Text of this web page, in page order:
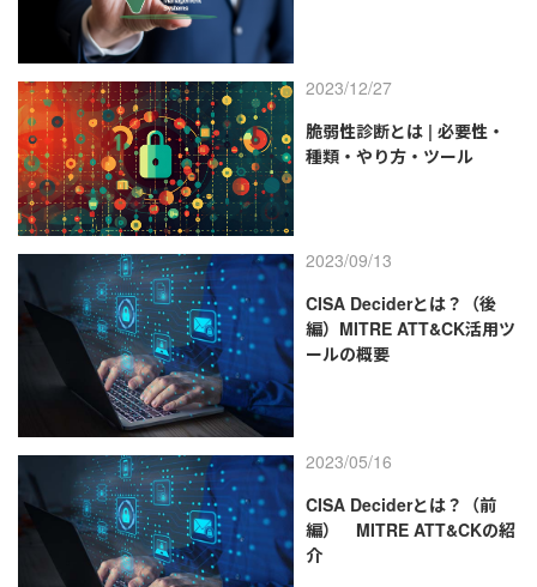
2023/12/27
脆弱性診断とは | 必要性・
種類・やり方・ツール
2023/09/13
CISA Deciderとは？（後
編）MITRE ATT&CK活用ツ
ールの概要
2023/05/16
CISA Deciderとは？（前
編） MITRE ATT&CKの紹
介